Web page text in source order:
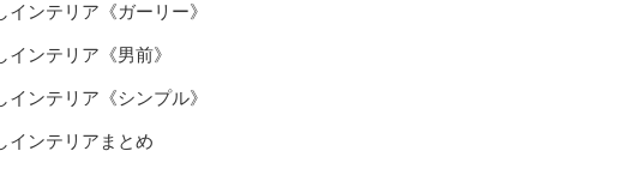
ンテリア《ガーリー》
ンテリア《男前》
ンテリア《シンプル》
インテリアまとめ